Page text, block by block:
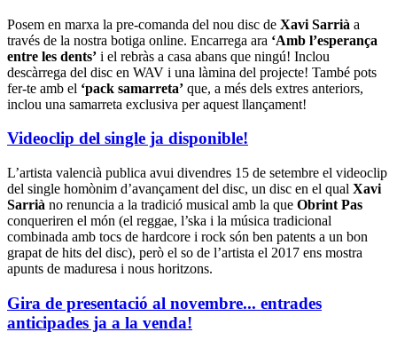
Posem en marxa la pre-comanda del nou disc de Xavi Sarrià a
través de la nostra botiga online. Encarrega ara ‘Amb l’esperança
entre les dents’ i el rebràs a casa abans que ningú! Inclou
descàrrega del disc en WAV i una làmina del projecte! També pots
fer-te amb el ‘pack samarreta’ que, a més dels extres anteriors,
inclou una samarreta exclusiva per aquest llançament!
Videoclip del single ja disponible!
L’artista valencià publica avui divendres 15 de setembre el videoclip
del single homònim d’avançament del disc, un disc en el qual Xavi
Sarrià no renuncia a la tradició musical amb la que Obrint Pas
conqueriren el món (el reggae, l’ska i la música tradicional
combinada amb tocs de hardcore i rock són ben patents a un bon
grapat de hits del disc), però el so de l’artista el 2017 ens mostra
apunts de maduresa i nous horitzons.
Gira de presentació al novembre... entrades
anticipades ja a la venda!